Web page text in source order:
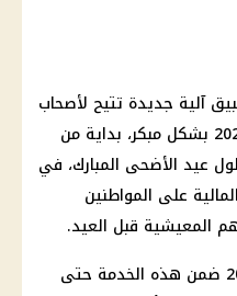
آلية جديدة تتيح لأصحاب
المعاشات صرف معاشات يونيو 2026 بشكل مبكر، بداية من
حلول عيد الأضحى المبارك، في
على المواطنين
المعيشية قبل العيد.
ويستمر صرف معاشات يونيو 2026 ضمن هذه الخدمة حتى